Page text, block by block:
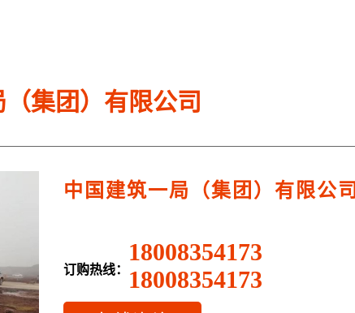
集团）有限公司
中国建筑一局（集团）有限公司
订购热线：
18008354173
18008354173